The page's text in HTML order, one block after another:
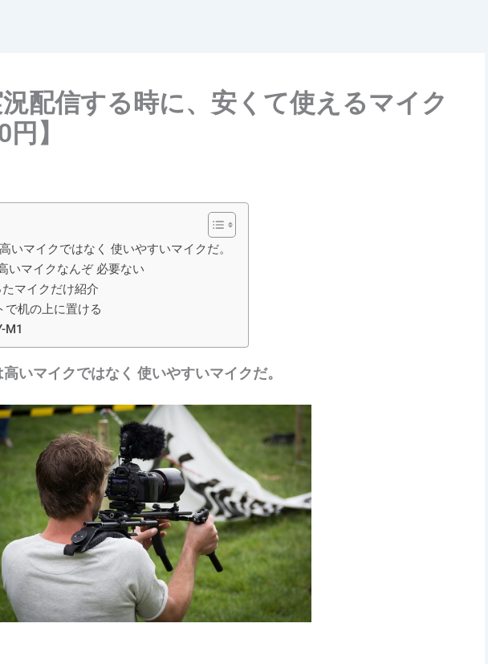
配信する時に、安くて使えるマイク
】
いマイクではなく 使いやすいマイクだ。
いマイクなんぞ 必要ない
マイクだけ紹介
机の上に置ける
M1
いマイクではなく 使いやすいマイクだ。